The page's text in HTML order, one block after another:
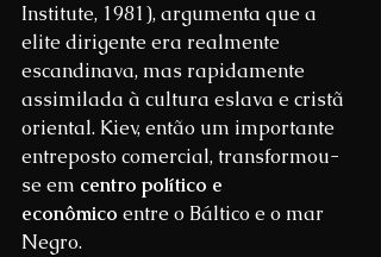
Institute, 1981), argumenta que a
elite dirigente era realmente
escandinava, mas rapidamente
assimilada à cultura eslava e cristã
oriental. Kiev, então um importante
entreposto comercial, transformou-
se em centro político e
econômico entre o Báltico e o mar
Negro.